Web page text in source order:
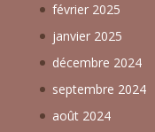
février 2025
janvier 2025
décembre 2024
septembre 2024
août 2024